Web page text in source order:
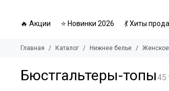
🔥 Акции ⭐ Новинки 2026 💃 Хиты
Главная Каталог Нижнее белье
Бюстгальтеры-топы